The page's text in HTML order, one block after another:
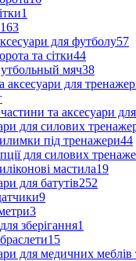
1
163
для футболу57
та сітки44
мяч38
аксесуари для
та аксесуари
для силових
під тренажери44
для силових
мастила19
для батутів252
9
3
зберігання1
15
для медичних меблів